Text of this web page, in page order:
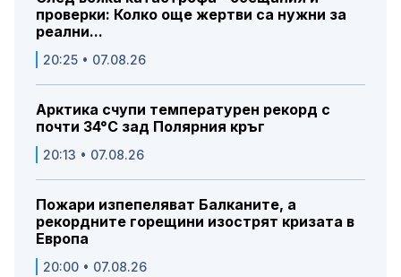
проверки: Колко още жертви са нужни за
реални...
20:25 • 07.08.26
Арктика счупи температурен рекорд с
почти 34°C зад Полярния кръг
20:13 • 07.08.26
Пожари изпепеляват Балканите, а
рекордните горещини изострят кризата в
Европа
20:00 • 07.08.26